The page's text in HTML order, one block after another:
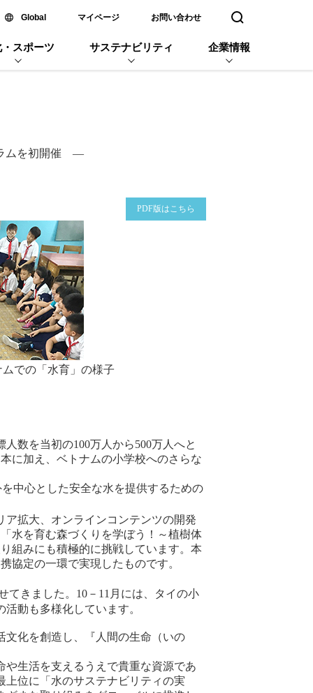
Global新しいウィンドウで開く
マイページ お問い合わせ 検索窓を開く
スポーツ サステナビリティ 企業情報
ムを初開催 ―
PDF版はこちら
での「水育」の様子
数を当初の100万人から500万人へと
に加え、ベトナムの小学校へのさらな
中心とした安全な水を提供するための
拡大、オンラインコンテンツの開発
水を育む森づくりを学ぼう！～植樹体
組みにも積極的に挑戦しています。本
協定の一環で実現したものです。
てきました。10－11月には、タイの小
動も多様化しています。
化を創造し、『人間の生命（いの
生活を支えるうえで貴重な資源であ
位に「水のサステナビリティの実